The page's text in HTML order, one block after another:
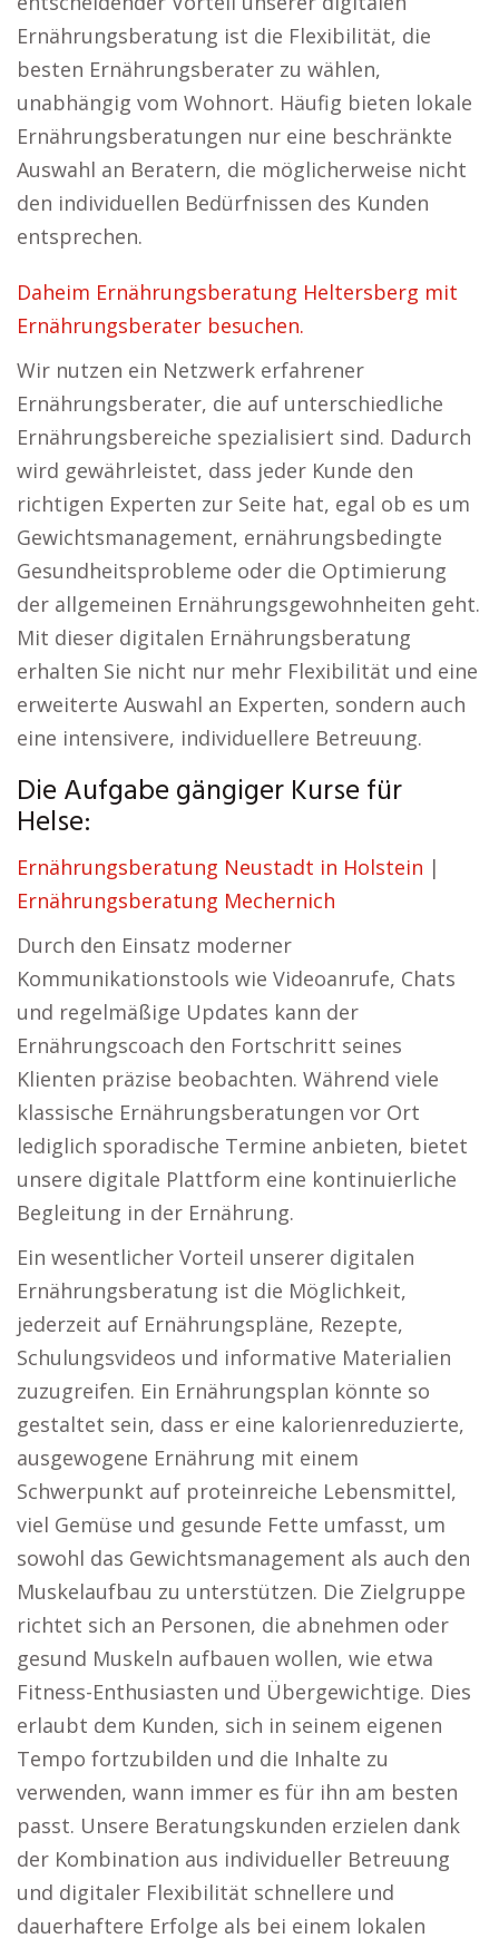
Ernährungsberatung ist die Flexibilität, die
besten Ernährungsberater zu wählen,
unabhängig vom Wohnort. Häufig bieten lokale
Ernährungsberatungen nur eine beschränkte
Auswahl an Beratern, die möglicherweise nicht
den individuellen Bedürfnissen des Kunden
entsprechen.
Daheim Ernährungsberatung Heltersberg mit
Ernährungsberater besuchen.
Wir nutzen ein Netzwerk erfahrener
Ernährungsberater, die auf unterschiedliche
Ernährungsbereiche spezialisiert sind. Dadurch
wird gewährleistet, dass jeder Kunde den
richtigen Experten zur Seite hat, egal ob es um
Gewichtsmanagement, ernährungsbedingte
Gesundheitsprobleme oder die Optimierung
der allgemeinen Ernährungsgewohnheiten geht.
Mit dieser digitalen Ernährungsberatung
erhalten Sie nicht nur mehr Flexibilität und eine
erweiterte Auswahl an Experten, sondern auch
eine intensivere, individuellere Betreuung.
Die Aufgabe gängiger Kurse für
Helse:
Ernährungsberatung Neustadt in Holstein |
Ernährungsberatung Mechernich
Durch den Einsatz moderner
Kommunikationstools wie Videoanrufe, Chats
und regelmäßige Updates kann der
Ernährungscoach den Fortschritt seines
Klienten präzise beobachten. Während viele
klassische Ernährungsberatungen vor Ort
lediglich sporadische Termine anbieten, bietet
unsere digitale Plattform eine kontinuierliche
Begleitung in der Ernährung.
Ein wesentlicher Vorteil unserer digitalen
Ernährungsberatung ist die Möglichkeit,
jederzeit auf Ernährungspläne, Rezepte,
Schulungsvideos und informative Materialien
zuzugreifen. Ein Ernährungsplan könnte so
gestaltet sein, dass er eine kalorienreduzierte,
ausgewogene Ernährung mit einem
Schwerpunkt auf proteinreiche Lebensmittel,
viel Gemüse und gesunde Fette umfasst, um
sowohl das Gewichtsmanagement als auch den
Muskelaufbau zu unterstützen. Die Zielgruppe
richtet sich an Personen, die abnehmen oder
gesund Muskeln aufbauen wollen, wie etwa
Fitness-Enthusiasten und Übergewichtige. Dies
erlaubt dem Kunden, sich in seinem eigenen
Tempo fortzubilden und die Inhalte zu
verwenden, wann immer es für ihn am besten
passt. Unsere Beratungskunden erzielen dank
der Kombination aus individueller Betreuung
und digitaler Flexibilität schnellere und
dauerhaftere Erfolge als bei einem lokalen